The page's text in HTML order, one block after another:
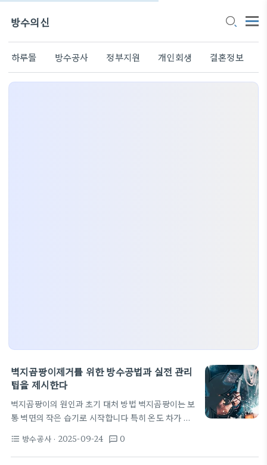
방수의신
하루몰 방수공사 정부지원 개인회생 결혼정보
벽지곰팡이제거를 위한 방수공법과 실전 관리
팁을 제시한다
벽지곰팡이의 원인과 초기 대처 방법 벽지곰팡이는 보
통 벽면의 작은 습기로 시작합니다 특히 온도 차가 크
가 생기면 미세한 포자들이 서서히 번식합니다 초기
징후를 눈치 채는 것이 중요하며 가정이나 작은 사무
format_list_bulleted 방수공사 · 2025-09-24 textsms 0